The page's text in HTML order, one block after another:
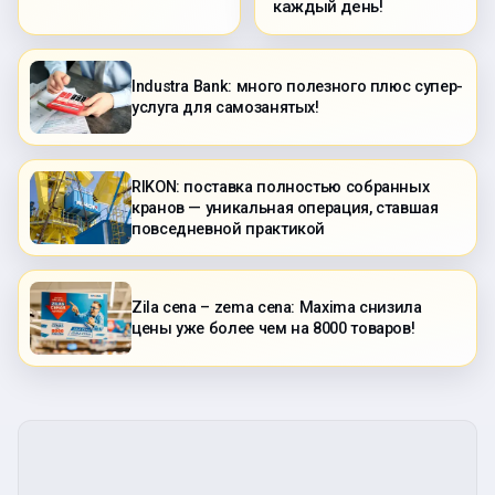
каждый день!
Industra Bank: много полезного плюс супер-
услуга для самозанятых!
RIKON: поставка полностью собранных
кранов — уникальная операция, ставшая
повседневной практикой
Zila cena – zema cena: Maxima снизила
цены уже более чем на 8000 товаров!